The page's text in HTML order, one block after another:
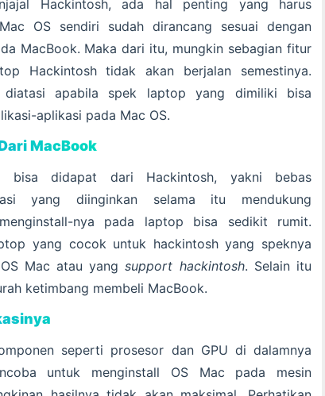
Hackintosh, ada hal penting yang harus
OS sendiri sudah dirancang sesuai dengan
MacBook. Maka dari itu, mungkin sebagian fitur
Hackintosh tidak akan berjalan semestinya.
apabila spek laptop yang dimiliki bisa
aplikasi pada Mac OS.
MacBook
bisa didapat dari Hackintosh, yakni bebas
yang diinginkan selama itu mendukung
nya pada laptop bisa sedikit rumit.
yang cocok untuk hackintosh yang speknya
Mac atau yangsupport hackintosh. Selain itu
ketimbang membeli MacBook.
seperti prosesor dan GPU di dalamnya
untuk menginstall OS Mac pada mesin